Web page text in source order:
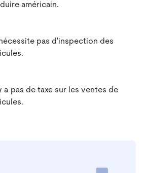
américain.
pas d'inspection des
a pas de taxe sur les ventes de